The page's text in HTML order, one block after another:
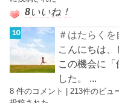
8いいね！
＃はたらくを
こんにちは
この機会に
した。 ...
8 件のコメント 213件のビュ